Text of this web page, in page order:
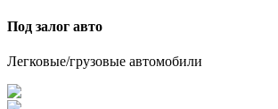
Под залог авто
Легковые/грузовые автомобили